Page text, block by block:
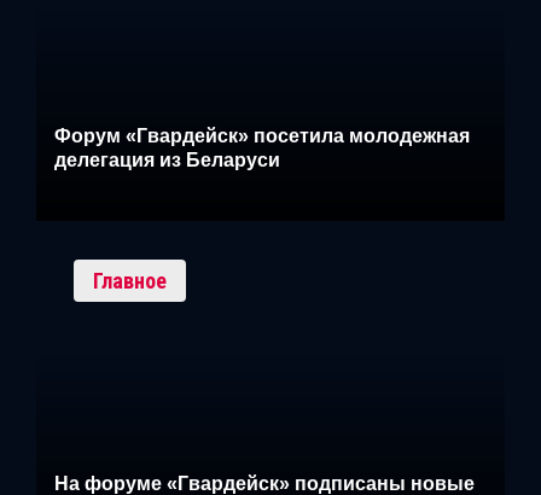
Форум «Гвардейск» посетила молодежная
делегация из Беларуси
Главное
На форуме «Гвардейск» подписаны новые